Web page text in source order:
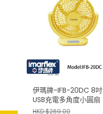
伊瑪牌-IFB-20DC 8吋
USB充電多角度小圓扇
HKD $269.00